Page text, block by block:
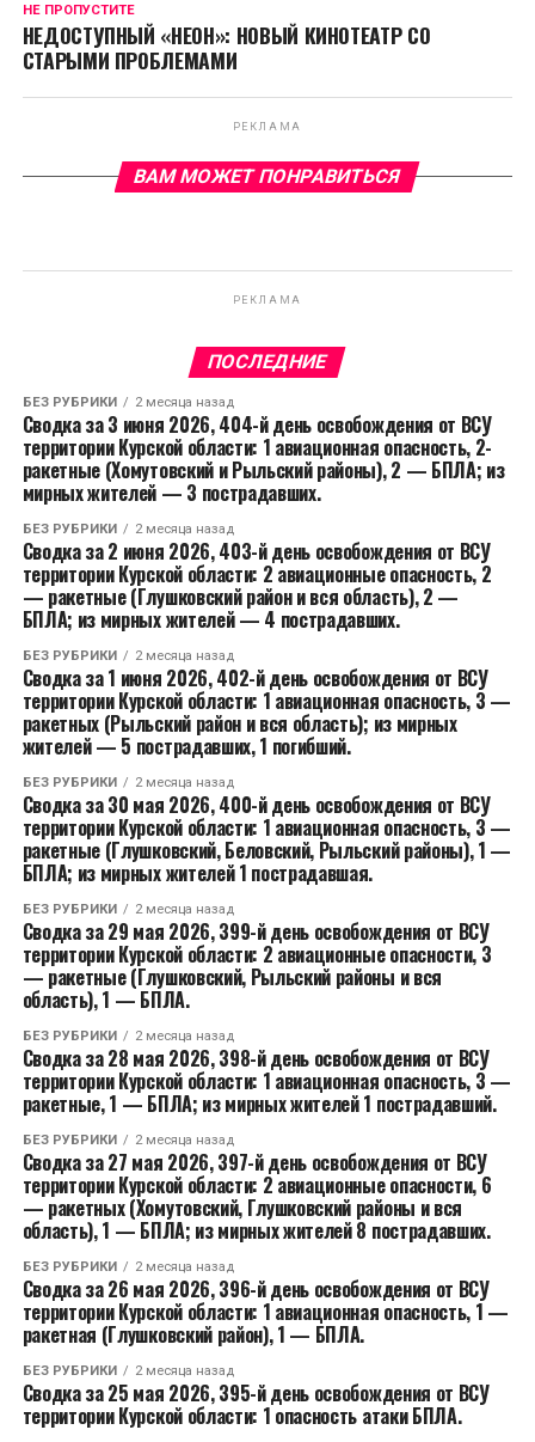
НЕ ПРОПУСТИТЕ
НЕДОСТУПНЫЙ «НЕОН»: НОВЫЙ КИНОТЕАТР СО
СТАРЫМИ ПРОБЛЕМАМИ
РЕКЛАМА
ВАМ МОЖЕТ ПОНРАВИТЬСЯ
РЕКЛАМА
ПОСЛЕДНИЕ
БЕЗ РУБРИКИ 2 месяца назад
Сводка за 3 июня 2026, 404-й день освобождения от ВСУ
территории Курской области: 1 авиационная опасность, 2-
ракетные (Хомутовский и Рыльский районы), 2 — БПЛА; из
мирных жителей — 3 пострадавших.
БЕЗ РУБРИКИ 2 месяца назад
Сводка за 2 июня 2026, 403-й день освобождения от ВСУ
территории Курской области: 2 авиационные опасность, 2
— ракетные (Глушковский район и вся область), 2 —
БПЛА; из мирных жителей — 4 пострадавших.
БЕЗ РУБРИКИ 2 месяца назад
Сводка за 1 июня 2026, 402-й день освобождения от ВСУ
территории Курской области: 1 авиационная опасность, 3 —
ракетных (Рыльский район и вся область); из мирных
жителей — 5 пострадавших, 1 погибший.
БЕЗ РУБРИКИ 2 месяца назад
Сводка за 30 мая 2026, 400-й день освобождения от ВСУ
территории Курской области: 1 авиационная опасность, 3 —
ракетные (Глушковский, Беловский, Рыльский районы), 1 —
БПЛА; из мирных жителей 1 пострадавшая.
БЕЗ РУБРИКИ 2 месяца назад
Сводка за 29 мая 2026, 399-й день освобождения от ВСУ
территории Курской области: 2 авиационные опасности, 3
— ракетные (Глушковский, Рыльский районы и вся
область), 1 — БПЛА.
БЕЗ РУБРИКИ 2 месяца назад
Сводка за 28 мая 2026, 398-й день освобождения от ВСУ
территории Курской области: 1 авиационная опасность, 3 —
ракетные, 1 — БПЛА; из мирных жителей 1 пострадавший.
БЕЗ РУБРИКИ 2 месяца назад
Сводка за 27 мая 2026, 397-й день освобождения от ВСУ
территории Курской области: 2 авиационные опасности, 6
— ракетных (Хомутовский, Глушковский районы и вся
область), 1 — БПЛА; из мирных жителей 8 пострадавших.
БЕЗ РУБРИКИ 2 месяца назад
Сводка за 26 мая 2026, 396-й день освобождения от ВСУ
территории Курской области: 1 авиационная опасность, 1 —
ракетная (Глушковский район), 1 — БПЛА.
БЕЗ РУБРИКИ 2 месяца назад
Сводка за 25 мая 2026, 395-й день освобождения от ВСУ
территории Курской области: 1 опасность атаки БПЛА.